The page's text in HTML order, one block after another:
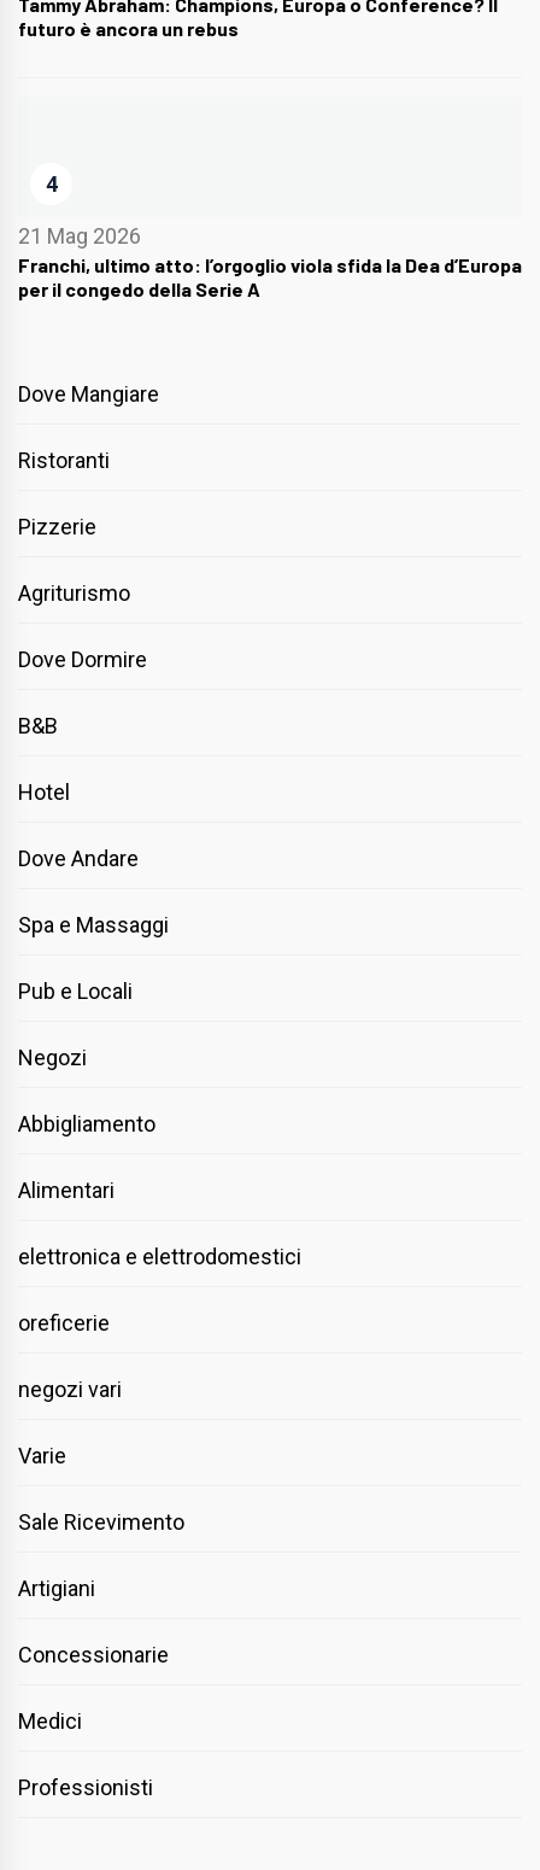
futuro è ancora un rebus
4
21 Mag 2026
Franchi, ultimo atto: l’orgoglio viola sfida la Dea d’Europa
per il congedo della Serie A
Dove Mangiare
Ristoranti
Pizzerie
Agriturismo
Dove Dormire
B&B
Hotel
Dove Andare
Spa e Massaggi
Pub e Locali
Negozi
Abbigliamento
Alimentari
elettronica e elettrodomestici
oreficerie
negozi vari
Varie
Sale Ricevimento
Artigiani
Concessionarie
Medici
Professionisti